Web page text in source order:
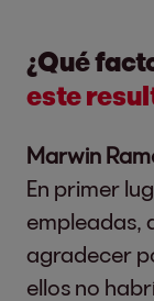
¿Qué
este
Marwin
En primer
empleadas,
agradecer
ellos no